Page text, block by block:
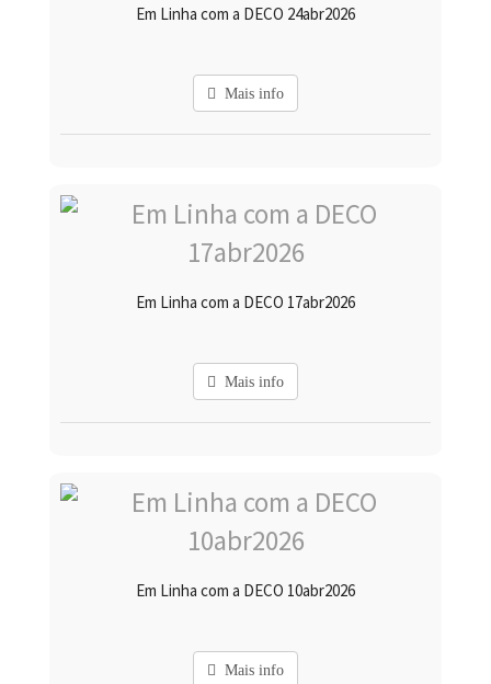
Em Linha com a DECO 24abr2026
Mais info
Em Linha com a DECO 17abr2026
Mais info
Em Linha com a DECO 10abr2026
Mais info